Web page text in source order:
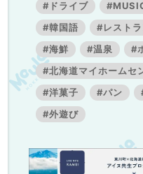
#ドライブ
#韓国語
#レスト
#海鮮
#温泉
#
#北海道マイホームセ
#洋菓子
#パン
#外遊び